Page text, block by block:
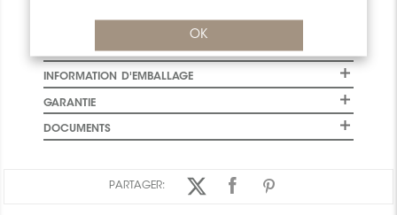
OK
INSTALLATION ET MAINTENANCE
INFORMATION D'EMBALLAGE
GARANTIE
DOCUMENTS
PARTAGER: